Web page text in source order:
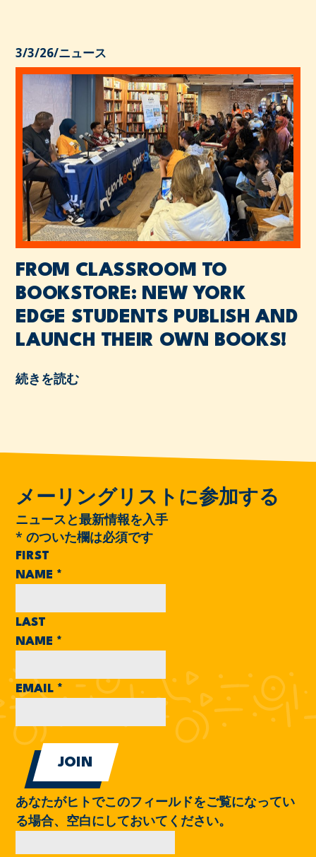
3/3/26/ニュース
FROM CLASSROOM TO
BOOKSTORE: NEW YORK
EDGE STUDENTS PUBLISH AND
LAUNCH THEIR OWN BOOKS!
続きを読む
メーリングリストに参加する
ニュースと最新情報を入手
* のついた欄は必須です
FIRST
NAME *
LAST
NAME *
EMAIL *
あなたがヒトでこのフィールドをご覧になってい
る場合、空白にしておいてください。